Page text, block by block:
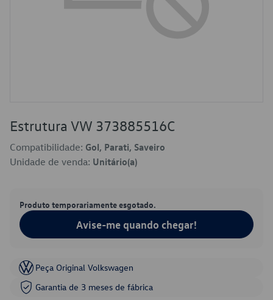
Estrutura VW 373885516C
Compatibilidade: Gol, Parati, Saveiro
Unidade de venda: Unitário(a)
Produto temporariamente esgotado.
Avise-me quando chegar!
Peça Original Volkswagen
Garantia de 3 meses de fábrica